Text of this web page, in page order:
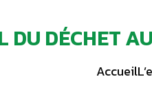
DU DÉCHET
Accueil